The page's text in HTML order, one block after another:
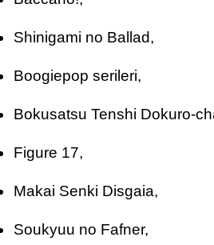
Shinigami no Ballad,
Boogiepop serileri,
Bokusatsu Tenshi Dokuro-
Figure 17,
Makai Senki Disgaia,
Soukyuu no Fafner,